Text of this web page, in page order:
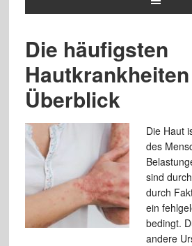
Die häufigsten
Überblick
Die Haut
des
sind
durch
ein
bedingt.
andere